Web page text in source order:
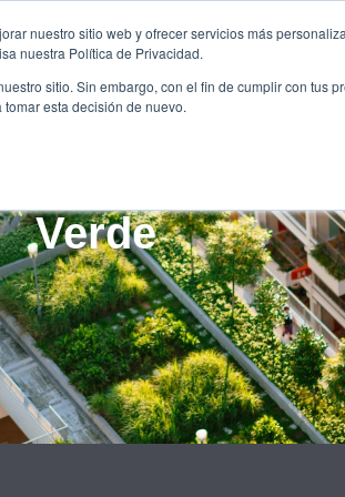
nuestro sitio web y ofrecer servicios más
nuestra Política de Privacidad.
sitio. Sin embargo, con el fin de cumplir con tus
esta decisión de nuevo.
el cambio
Así es el
Verde